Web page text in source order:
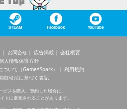
STEAM Facebook YouTube
お問合せ 広告掲載
会社概要
人情報保護方針
ついて（Game*Spark）
利用規約
取引法に基づく表記
スを購入、契約した場合に、
トに還元されることがあります。